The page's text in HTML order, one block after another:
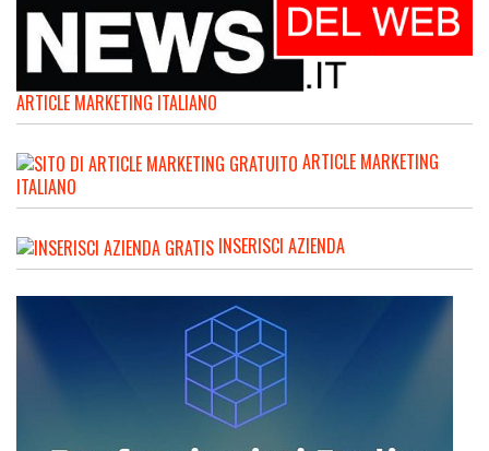
ARTICLE MARKETING ITALIANO
ARTICLE MARKETING
ITALIANO
INSERISCI AZIENDA